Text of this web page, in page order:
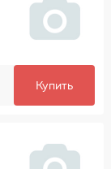
Купить